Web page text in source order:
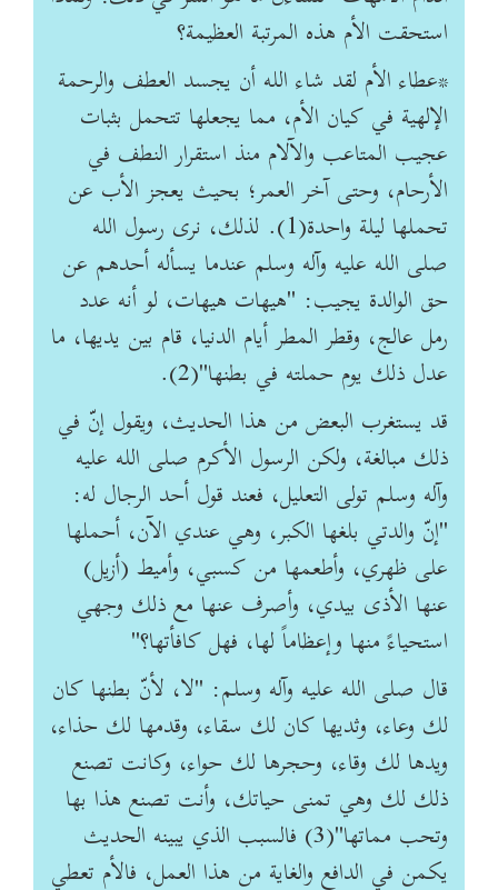
استحقت الأم هذه المرتبة العظيمة؟
*عطاء الأم‏ لقد شاء الله أن يجسد العطف والرحمة
الإلهية في كيان الأم، مما يجعلها تتحمل بثبات
عجيب المتاعب والآلام منذ استقرار النطف في
الأرحام، وحتى آخر العمر؛ بحيث يعجز الأب عن
تحملها ليلة واحدة(1). لذلك، نرى رسول الله
صلى الله عليه وآله وسلم عندما يسأله أحدهم عن
حق الوالدة يجيب: "هيهات هيهات، لو أنه عدد
رمل عالج، وقطر المطر أيام الدنيا، قام بين يديها، ما
عدل ذلك يوم حملته في بطنها"(2).
قد يستغرب البعض من هذا الحديث، ويقول إنّ في
ذلك مبالغة، ولكن الرسول الأكرم صلى الله عليه
وآله وسلم تولى التعليل، فعند قول أحد الرجال له:
"إنّ والدتي بلغها الكبر، وهي عندي الآن، أحملها
على ظهري، وأطعمها من كسبي، وأميط (أزيل)
عنها الأذى بيدي، وأصرف عنها مع ذلك وجهي
استحياءً منها وإعظاماً لها، فهل كافأتها؟"
قال صلى الله عليه وآله وسلم: "لا، لأنّ بطنها كان
لك وعاء، وثديها كان لك سقاء، وقدمها لك حذاء،
ويدها لك وقاء، وحجرها لك حواء، وكانت تصنع
ذلك لك وهي تمنى حياتك، وأنت تصنع هذا بها
وتحب مماتها"(3) فالسبب الذي يبينه الحديث
يكمن في الدافع والغاية من هذا العمل، فالأم تعطي